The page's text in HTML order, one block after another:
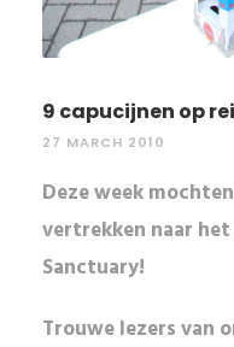
9 capucijnen op
27 MARCH 2010
Deze week
vertrekken naar
Sanctuary!
Trouwe lezers van